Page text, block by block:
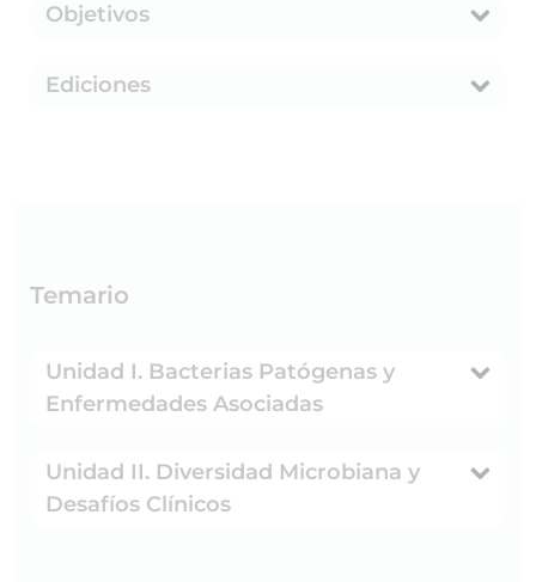
Objetivos
Ediciones
Temario
Unidad I. Bacterias Patógenas y
Enfermedades Asociadas
Unidad II. Diversidad Microbiana y
Desafíos Clínicos